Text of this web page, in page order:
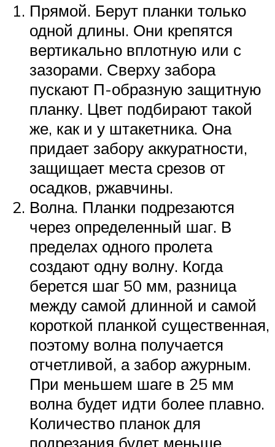
Прямой. Берут планки только
одной длины. Они крепятся
вертикально вплотную или с
зазорами. Сверху забора
пускают П-образную защитную
планку. Цвет подбирают такой
же, как и у штакетника. Она
придает забору аккуратности,
защищает места срезов от
осадков, ржавчины.
Волна. Планки подрезаются
через определенный шаг. В
пределах одного пролета
создают одну волну. Когда
берется шаг 50 мм, разница
между самой длинной и самой
короткой планкой существенная,
поэтому волна получается
отчетливой, а забор ажурным.
При меньшем шаге в 25 мм
волна будет идти более плавно.
Количество планок для
подрезания будет меньше.